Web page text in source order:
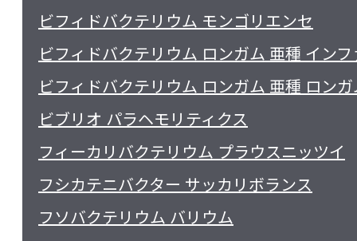
ビフィドバクテリウム モンゴリエンセ
ビフィドバクテリウム ロンガム 亜種 イン
ビフィドバクテリウム ロンガム 亜種 ロンガ
ビブリオ パラヘモリティクス
フィーカリバクテリウム プラウスニッツイ
フシカテニバクター サッカリボランス
フソバクテリウム バリウム